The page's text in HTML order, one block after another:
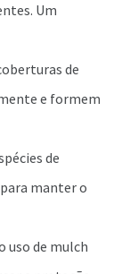
Um
de
e formem
de
manter o
uso de mulch